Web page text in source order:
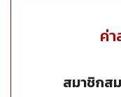
ค่
สมาชิกส